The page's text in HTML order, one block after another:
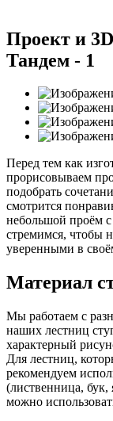
Проект и
Тандем - 1
Перед тем как
прорисовываем
подобрать
смотрится
небольшой проём
стремимся, чтобы
уверенными в
Материал
Мы работаем с
наших лестниц
характерный
Для лестниц,
рекомендуем
(лиственница,
можно